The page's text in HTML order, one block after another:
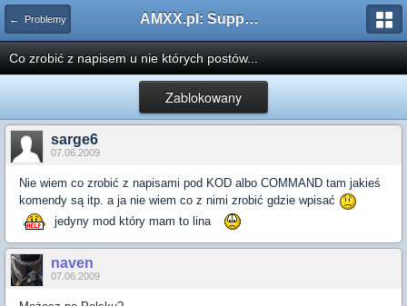
← Problemy AMXX.pl: Support AMX Mod X i SourceMod
Co zrobić z napisem u nie których postów...
Zablokowany
sarge6
07.06.2009
Nie wiem co zrobić z napisami pod KOD albo COMMAND tam jakieś
komendy są itp. a ja nie wiem co z nimi zrobić gdzie wpisać
jedyny mod który mam to lina
naven
07.06.2009